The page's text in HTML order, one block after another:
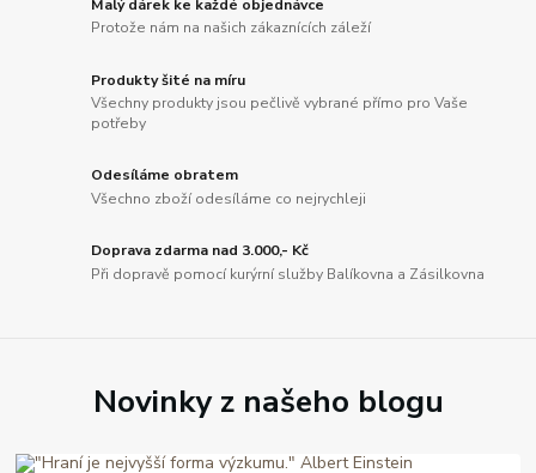
Malý dárek ke každé objednávce
Protože nám na našich zákaznících záleží
Produkty šité na míru
Všechny produkty jsou pečlivě vybrané přímo pro Vaše
potřeby
Odesíláme obratem
Všechno zboží odesíláme co nejrychleji
Doprava zdarma nad 3.000,- Kč
Při dopravě pomocí kurýrní služby Balíkovna a Zásilkovna
Novinky z našeho blogu